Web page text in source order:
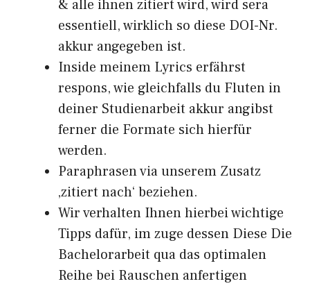
& alle ihnen zitiert wird, wird sera
essentiell, wirklich so diese DOI-Nr.
akkur angegeben ist.
Inside meinem Lyrics erfährst
respons, wie gleichfalls du Fluten in
deiner Studienarbeit akkur angibst
ferner die Formate sich hierfür
werden.
Paraphrasen via unserem Zusatz
‚zitiert nach‘ beziehen.
Wir verhalten Ihnen hierbei wichtige
Tipps dafür, im zuge dessen Diese Die
Bachelorarbeit qua das optimalen
Reihe bei Rauschen anfertigen